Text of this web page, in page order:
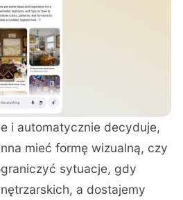
i automatycznie decyduje,
mieć formę wizualną, czy
sytuacje, gdy
a dostajemy